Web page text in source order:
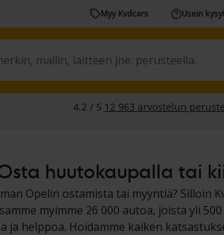
Myy Kvdcars Usein
huutokaupalla tai
Opelin ostamista tai myyntiä? Silloin
myimme 26 000 autoa, joista yli
ja helppoa. Hoidamme kaiken